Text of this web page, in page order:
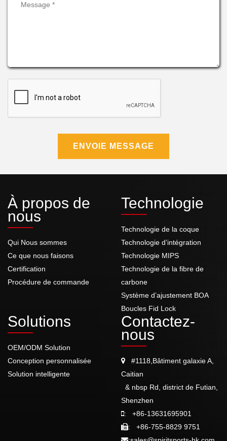
ENVOIE MESSAGE
À propos de
nous
Qui Nous sommes
Ce que nous faisons
Certification
Procédure de commande
Technologie
Technologie de la coque
Technologie d’intégration
Technologie MIPS
Technologie de la fibre de
carbone
Système d’ajustement BOA
Boucles Fid Lock
Solutions
OEM/ODM Solution
Conception personnalisée
Solution intelligente
Contactez-
nous
#1118,Bâtiment galaxie A,
Caitian
& nbsp Rd, district de Futian,
Shenzhen
: +86-13631695901
: +86-755-8829 9751